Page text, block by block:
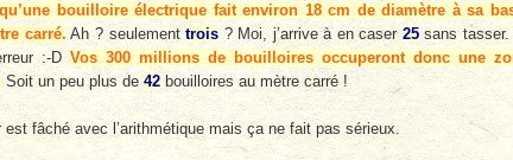
bouilloire électrique fait environ 18 cm de diamètre à sa
carré.Ah ? seulementtrois ? Moi, j’arrive à en caser 25sans tasser.
:-D Vos 300 millions de bouilloires occuperont donc une
Soit un peu plus de 42 bouilloires au mètre carré !
fâché avec l’arithmétique mais ça ne fait pas sérieux.